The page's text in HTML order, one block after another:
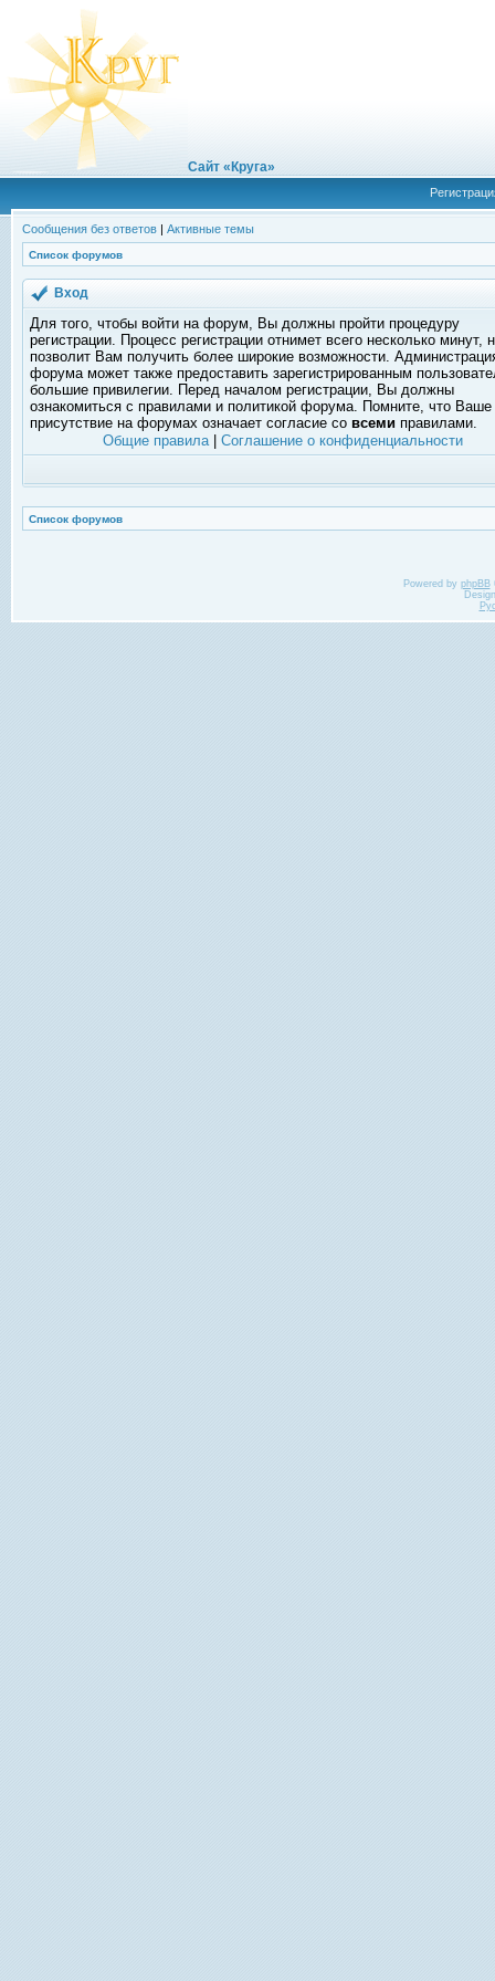
Сайт «Круга»
Сообщения без ответов | Активные темы
Список форумов
Вход
Для того, чтобы войти на форум, Вы должны пройти процедуру
регистрации. Процесс регистрации отнимет всего несколько минут,
позволит Вам получить более широкие возможности.
форума может также предоставить зарегистрированным
большие привилегии. Перед началом регистрации, Вы должны
ознакомиться с правилами и политикой форума. Помните, что Ваше
присутствие на форумах означает согласие со всеми правилами.
Общие правила| Соглашение о конфиденциальности
Список форумов
Powered by phpBB